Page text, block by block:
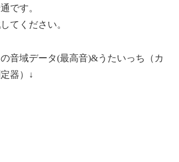
です。
てください。
音域データ(最高音)&うたいっち（カ
器）↓